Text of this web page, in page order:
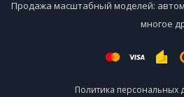
Продажа масштабный моделей:
многое
Политика персональных